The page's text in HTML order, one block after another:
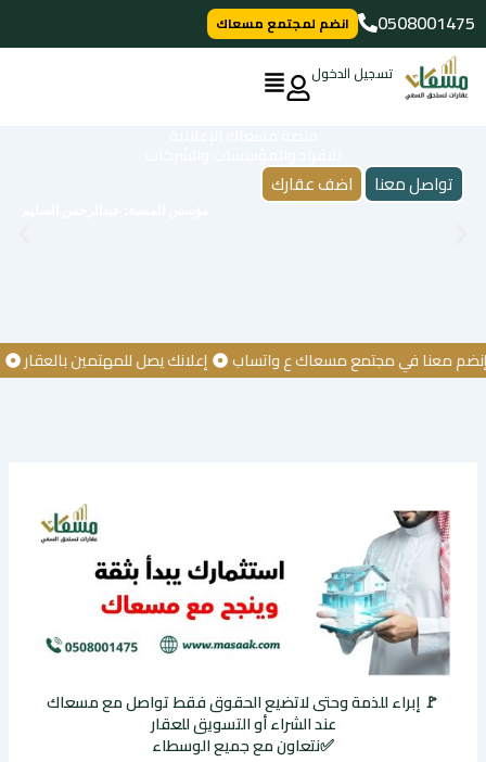
تخطي
إلى
المحتوى
0508001475
انضم لمجتمع مسعاك
تسجيل الدخول
تواصل معنا اضف عقارك
معنا في مجتمع مسعاك ع واتساب إعلانك يصل للمهتمين بالعقار كن
🚩 إبراء للذمة وحتى لاتضيع الحقوق فقط تواصل مع مسعاك
عند الشراء أو التسويق للعقار
✅نتعاون مع جميع الوسطاء